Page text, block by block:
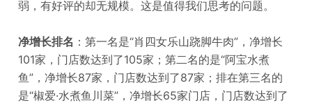
弱，有好评的却无规模。这是值得我们思考的问题。
净增长排名 ：第一名是“肖四女乐山跷脚牛肉”，净增长
101家，门店数达到了105家；第二名的是“阿宝水煮
鱼”，净增长87家，门店数达到了87家；排在第三名的
是“椒爱·水煮鱼川菜”，净增长65家门店，门店数达到了